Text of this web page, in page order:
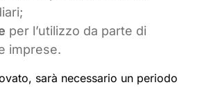
per l’utilizzo da parte di
imprese.
sarà necessario un periodo